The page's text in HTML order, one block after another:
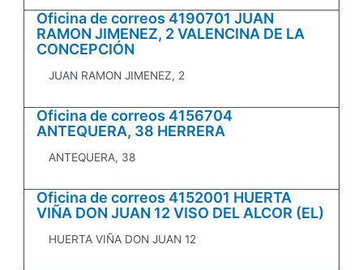
Oficina de correos 4190701 JUAN
RAMON JIMENEZ, 2 VALENCINA DE LA
CONCEPCIÓN
JUAN RAMON JIMENEZ, 2
Oficina de correos 4156704
ANTEQUERA, 38 HERRERA
ANTEQUERA, 38
Oficina de correos 4152001 HUERTA
VIÑA DON JUAN 12 VISO DEL ALCOR (EL)
HUERTA VIÑA DON JUAN 12